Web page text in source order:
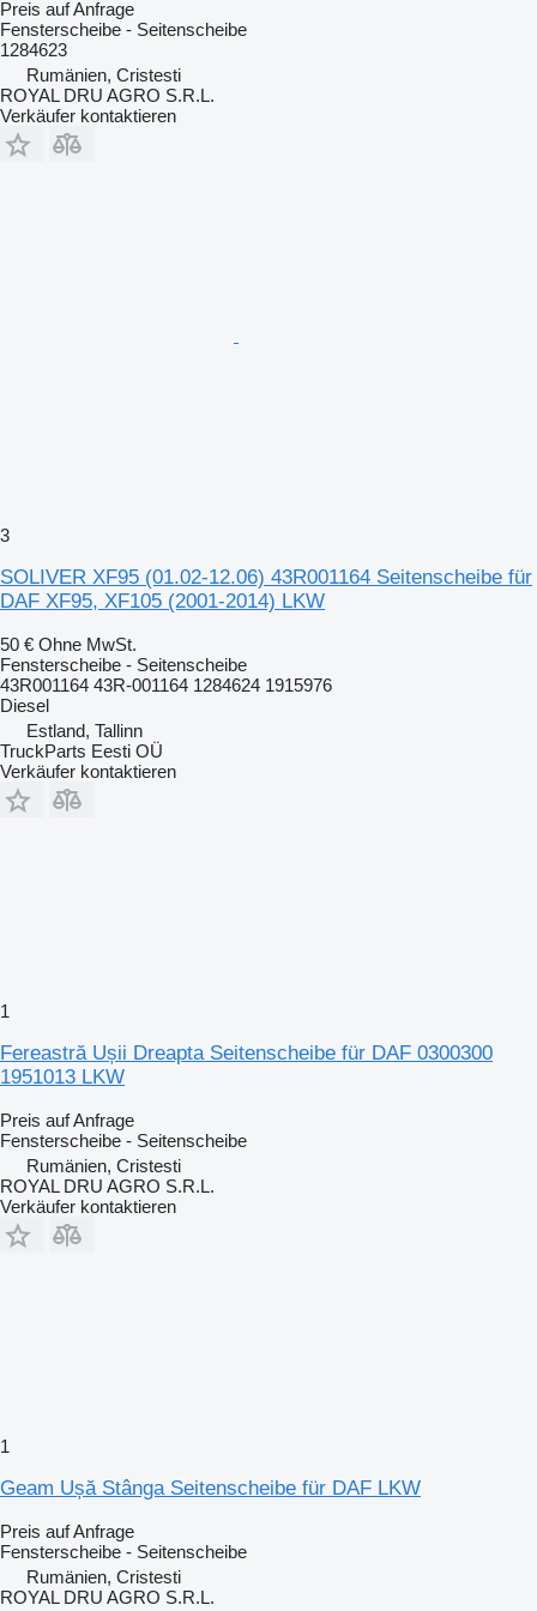
Preis auf Anfrage
Fensterscheibe - Seitenscheibe
1284623
Rumänien, Cristesti
ROYAL DRU AGRO S.R.L.
Verkäufer kontaktieren
3
SOLIVER XF95 (01.02-12.06) 43R001164 Seitenscheibe für
DAF XF95, XF105 (2001-2014) LKW
50 € Ohne MwSt.
Fensterscheibe - Seitenscheibe
43R001164 43R-001164 1284624 1915976
Diesel
Estland, Tallinn
TruckParts Eesti OÜ
Verkäufer kontaktieren
1
Fereastră Ușii Dreapta Seitenscheibe für DAF 0300300
1951013 LKW
Preis auf Anfrage
Fensterscheibe - Seitenscheibe
Rumänien, Cristesti
ROYAL DRU AGRO S.R.L.
Verkäufer kontaktieren
1
Geam Ușă Stânga Seitenscheibe für DAF LKW
Preis auf Anfrage
Fensterscheibe - Seitenscheibe
Rumänien, Cristesti
ROYAL DRU AGRO S.R.L.